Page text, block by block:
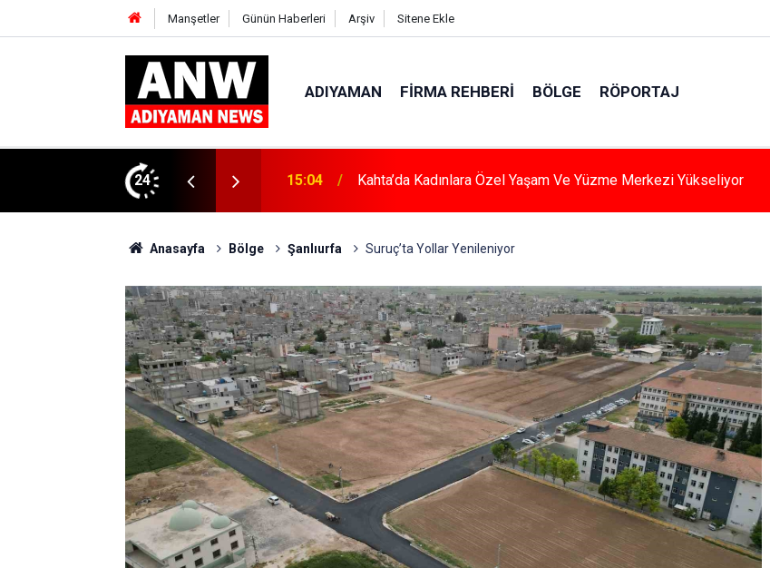
Manşetler Günün Haberleri Arşiv Sitene Ekle
ADIYAMAN FIRMA REHBERI BÖLGE RÖPORTAJ
24
Zararları Anlatıldı 15:04 Kahta’da Kadınlara Özel Yaşam Ve Yüzme Merkezi Yükseliyor
Anasayfa Bölge Şanlıurfa Suruç’ta Yollar Yenileniyor